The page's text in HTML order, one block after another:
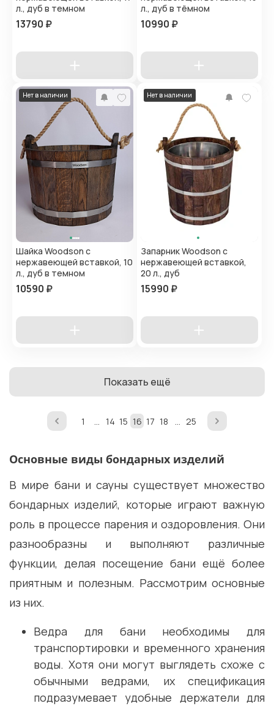
л., дуб в темном
13790 ₽
л., дуб в тёмном
10990 ₽
Нет в наличии
Шайка Woodson с
нержавеющей вставкой, 10
л., дуб в темном
10590 ₽
Нет в наличии
Запарник Woodson с
нержавеющей вставкой,
20 л., дуб
15990 ₽
Показать ещё
1 ... 14 15 16 17 18 ... 25
Основные виды бондарных изделий
В мире бани и сауны существует множество
бондарных изделий, которые играют важную
роль в процессе парения и оздоровления. Они
разнообразны и выполняют различные
функции, делая посещение бани ещё более
приятным и полезным. Рассмотрим основные
из них.
Ведра для бани необходимы для
транспортировки и временного хранения
воды. Хотя они могут выглядеть схоже с
обычными ведрами, их спецификация
подразумевает удобные держатели для